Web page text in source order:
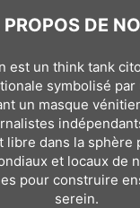
PROPOS DE
est un think tank
symbolisé par
un masque
libre dans la sphère
et locaux de
pour construire
serein.